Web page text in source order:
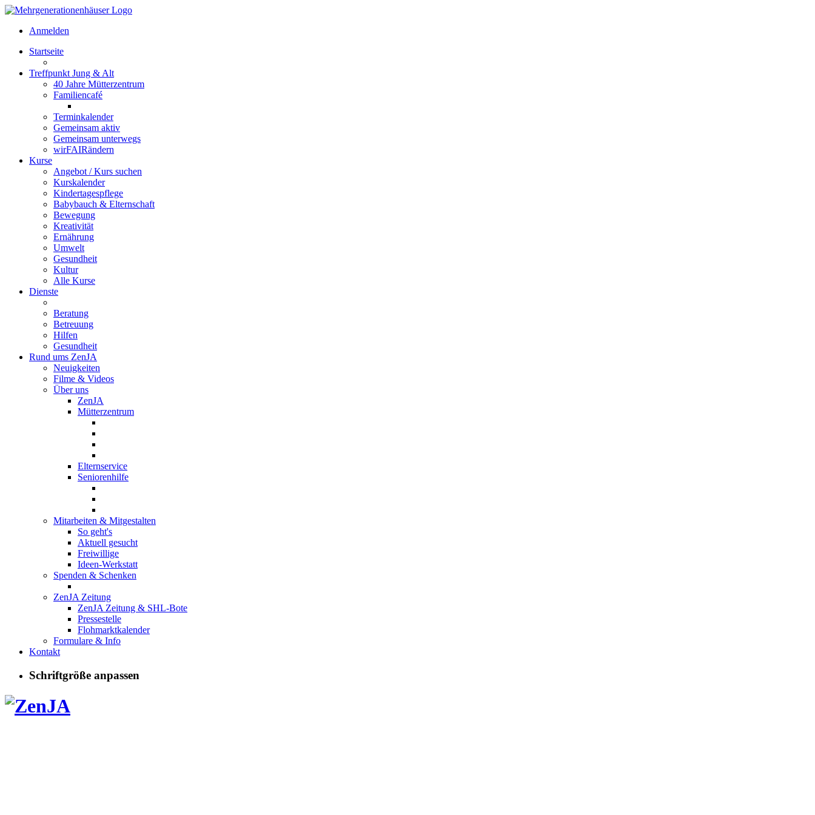
Anmelden
Startseite
Treffpunkt Jung & Alt
40 Jahre Mütterzentrum
Familiencafé
Terminkalender
Gemeinsam aktiv
Gemeinsam unterwegs
wirFAIRändern
Kurse
Angebot / Kurs suchen
Kurskalender
Kindertagespflege
Babybauch & Elternschaft
Bewegung
Kreativität
Ernährung
Umwelt
Gesundheit
Kultur
Alle Kurse
Dienste
Beratung
Betreuung
Hilfen
Gesundheit
Rund ums ZenJA
Neuigkeiten
Filme & Videos
Über uns
ZenJA
Mütterzentrum
Elternservice
Seniorenhilfe
Mitarbeiten & Mitgestalten
So geht's
Aktuell gesucht
Freiwillige
Ideen-Werkstatt
Spenden & Schenken
ZenJA Zeitung
ZenJA Zeitung & SHL-Bote
Pressestelle
Flohmarktkalender
Formulare & Info
Kontakt
Schriftgröße anpassen